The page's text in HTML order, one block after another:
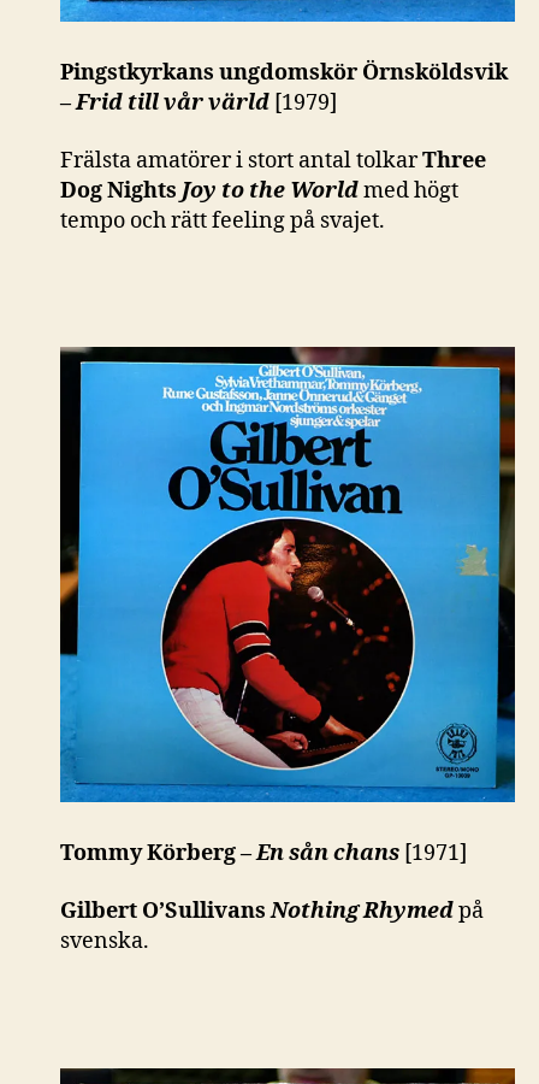
Pingstkyrkans ungdomskör Örnsköldsvik
–Frid till vår värld [1979]
Frälsta amatörer i stort antal tolkarThree
Dog Nights Joy to the Worldmed högt
tempo och rätt feeling på svajet.
Tommy Körberg –En sån chans [1971]
Gilbert O’SullivansNothing Rhymedpå
svenska.